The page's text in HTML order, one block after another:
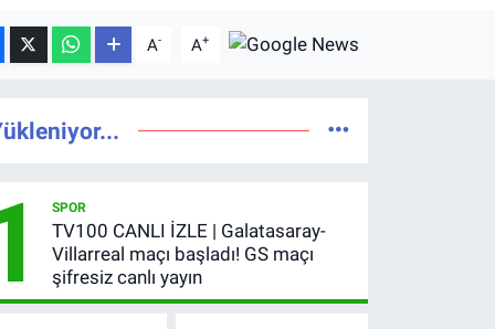
A- A+
SPOR
TV100 CANLI İZLE | Galatasaray-
Villarreal maçı başladı! GS maçı
şifresiz canlı yayın